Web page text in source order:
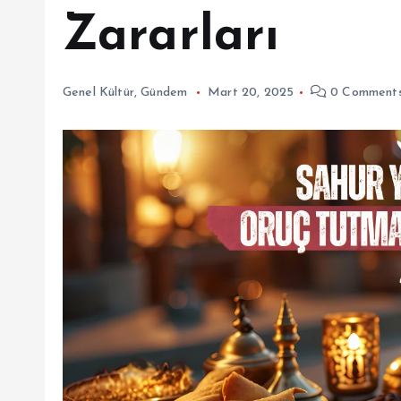
Zararları
Genel Kültür,Gündem Mart 20, 2025 0